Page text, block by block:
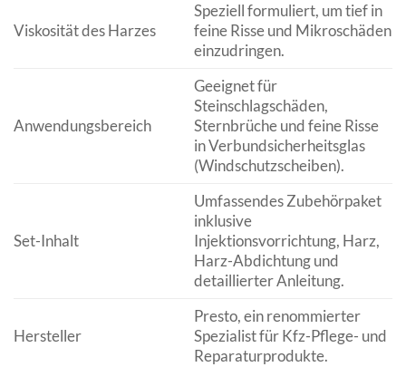
Viskosität des Harzes
Speziell formuliert, um tief in
feine Risse und Mikroschäden
einzudringen.
Anwendungsbereich
Geeignet für
Steinschlagschäden,
Sternbrüche und feine Risse
in Verbundsicherheitsglas
(Windschutzscheiben).
Set-Inhalt
Umfassendes Zubehörpaket
inklusive
Injektionsvorrichtung, Harz,
Harz-Abdichtung und
detaillierter Anleitung.
Hersteller
Presto, ein renommierter
Spezialist für Kfz-Pflege- und
Reparaturprodukte.